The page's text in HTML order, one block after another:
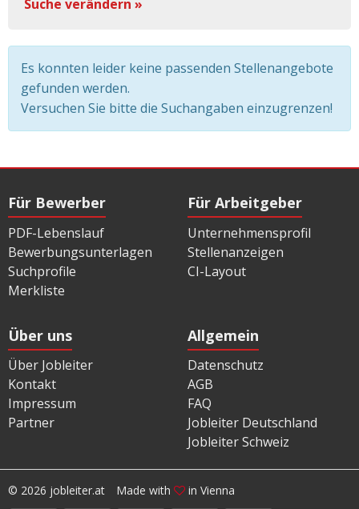
Suche verändern »
Es konnten leider keine passenden Stellenangebote
gefunden werden.
Versuchen Sie bitte die Suchangaben einzugrenzen!
Für Bewerber
PDF-Lebenslauf
Bewerbungsunterlagen
Suchprofile
Merkliste
Für Arbeitgeber
Unternehmensprofil
Stellenanzeigen
CI-Layout
Über uns
Über Jobleiter
Kontakt
Impressum
Partner
Allgemein
Datenschutz
AGB
FAQ
Jobleiter Deutschland
Jobleiter Schweiz
© 2026 jobleiter.at Made with in Vienna